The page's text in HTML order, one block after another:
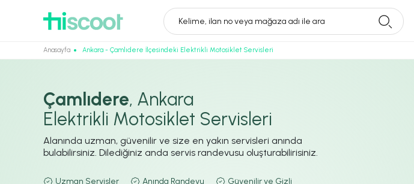
Kelime, ilan no veya mağaza adı ile ara
Anasayfa Ankara - Çamlıdere İlçesindeki Elektrikli Motosiklet Servisleri
Çamlıdere, Ankara
Elektrikli Motosiklet Servisleri
Alanında uzman, güvenilir ve size en yakın servisleri anında
bulabilirsiniz. Dilediğiniz anda servis randevusu oluşturabilirisiniz.
Uzman Servisler Anında Randevu Güvenilir ve Gizli